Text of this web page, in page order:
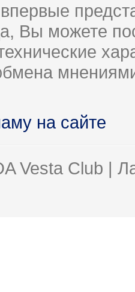
Вы можете
на сайте
Vesta Club |